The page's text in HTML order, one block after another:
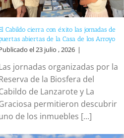
Cabildo cierra con éxito las jornadas de
abiertas de la Casa de los Arroyo
el 23 julio , 2026 |
jornadas organizadas por la
de la Biosfera del
de Lanzarote y La
permitieron descubrir
de los inmuebles [...]